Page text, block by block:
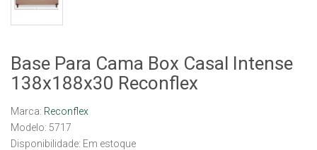
Base Para Cama Box Casal Intense
138x188x30 Reconflex
Marca: Reconflex
Modelo: 5717
Disponibilidade: Em estoque